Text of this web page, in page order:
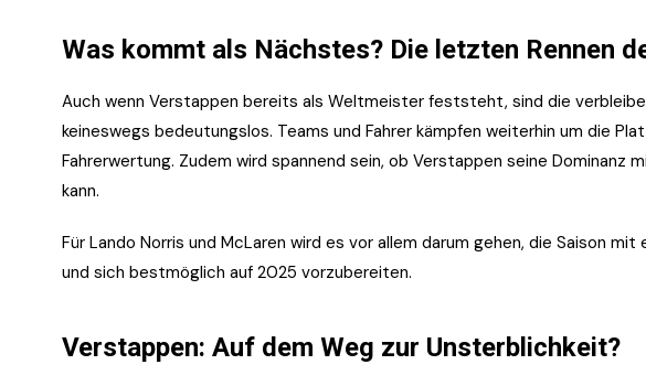
Was kommt als Nächstes? Die letzten Rennen
Auch wenn Verstappen bereits als Weltmeister feststeht, sind die
keineswegs bedeutungslos. Teams und Fahrer kämpfen weiterhin um die
Fahrerwertung. Zudem wird spannend sein, ob Verstappen seine Dominanz
kann.
Für Lando Norris und McLaren wird es vor allem darum gehen, die Saison
und sich bestmöglich auf 2025 vorzubereiten.
Verstappen: Auf dem Weg zur Unsterblichkeit?